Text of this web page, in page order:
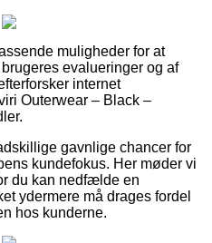
muligheder for at
evalueringer og af
internet
Outerwear – Black –
gavnlige chancer for
kundefokus. Her møder vi
du kan nedfælde en
ydermere må drages fordel
hos kunderne.